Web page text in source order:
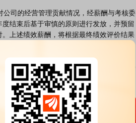
结束后基于审慎的原则进行发放，并预留
上述绩效薪酬，将根据最终绩效评价结果